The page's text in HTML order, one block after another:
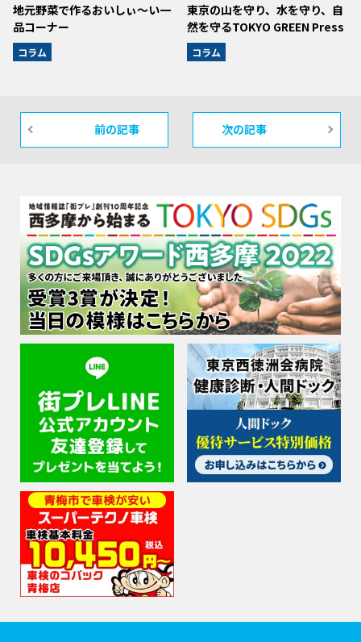
地元野菜で作るおいしぃ～い一
品コーナー
コラム
東京の山を守り、水を守り、自
然を守るTOKYO GREEN Press
コラム
前の記事 次の記事